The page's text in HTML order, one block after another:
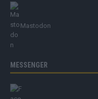
Mastodon
MESSENGER